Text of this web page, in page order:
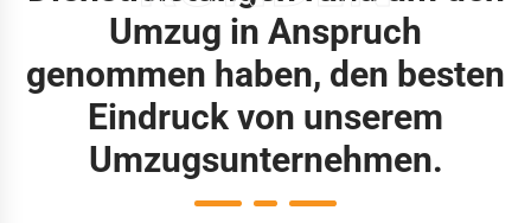
Umzug in Anspruch
genommen haben, den besten
Eindruck von unserem
Umzugsunternehmen.